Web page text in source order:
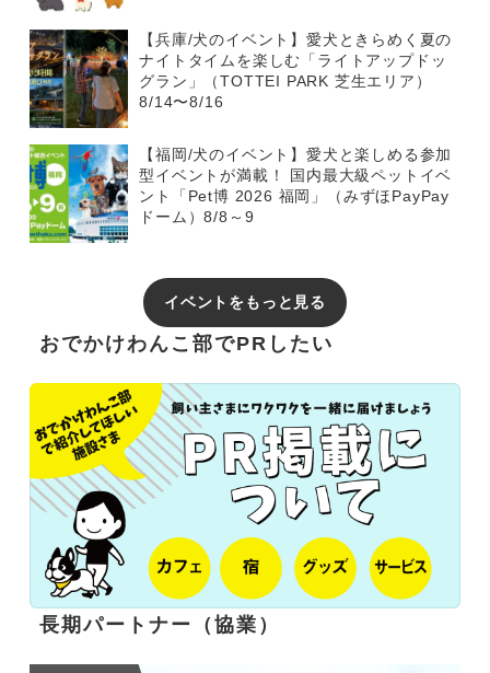
【兵庫/犬のイベント】愛犬ときらめく夏の
ナイトタイムを楽しむ「ライトアップドッ
グラン」（TOTTEI PARK 芝生エリア）
8/14〜8/16
【福岡/犬のイベント】愛犬と楽しめる参加
型イベントが満載！ 国内最大級ペットイベ
ント「Pet博 2026 福岡」（みずほPayPay
ドーム）8/8～9
イベントをもっと見る
おでかけわんこ部でPRしたい
長期パートナー（協業）